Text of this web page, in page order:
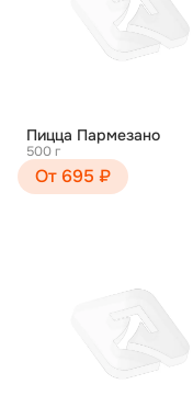
Пицца Пармезано
500 г
От 695 ₽